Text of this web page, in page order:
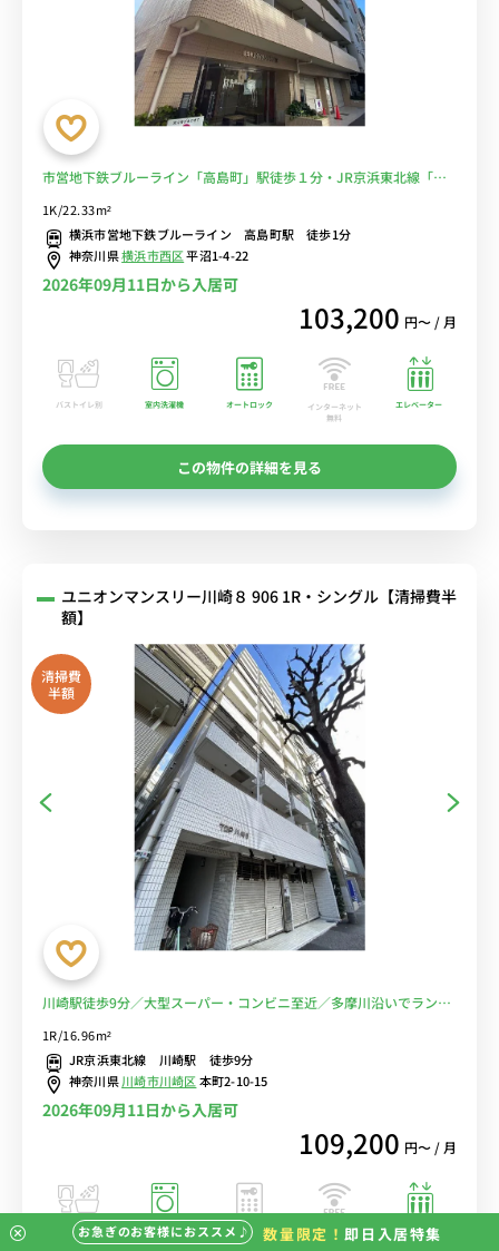
市営地下鉄ブルーライン「高島町」駅徒歩１分・JR京浜東北線「横
ンタル中！
1K/22.33m²
横浜市営地下鉄ブルーライン 高島町駅 徒歩1分
神奈川県横浜市西区平沼1-4-22
2026年09月11日から入居可
103,200 円〜 / 月
バストイレ別 室内洗濯機 オートロック
インターネット
無料
エレベーター
この物件の詳細を見る
ユニオンマンスリー川崎８ 906 1R・シングル【清掃費半
額】
清掃費
半額
川崎駅徒歩9分／大型スーパー・コンビニ至近／多摩川沿いでランニ
1R/16.96m²
JR京浜東北線 川崎駅 徒歩9分
神奈川県川崎市川崎区本町2-10-15
2026年09月11日から入居可
109,200 円〜 / 月
バストイレ別 室内洗濯機 オートロック
インターネット
無料
エレベーター
お急ぎのお客様におススメ♪ 数量限定！ 即日入居特集